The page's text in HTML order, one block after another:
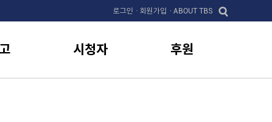
로그인 · 회원가입 · ABOUT TBS
시청자 후원